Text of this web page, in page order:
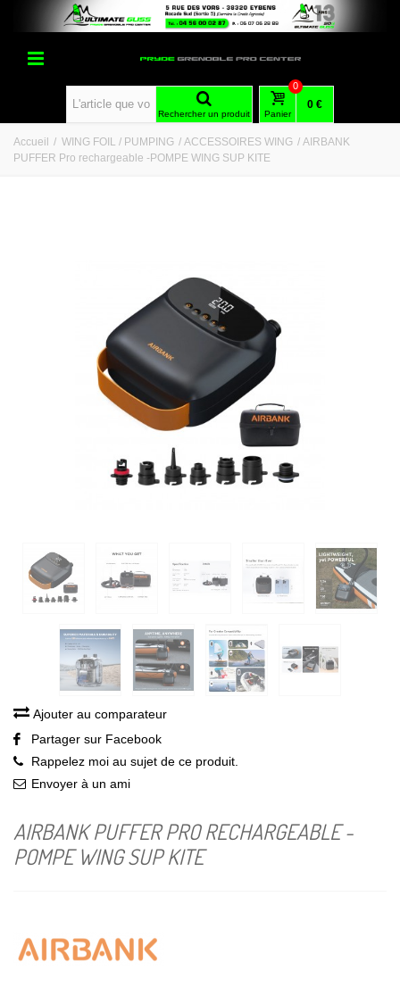
Rechercher un produit Panier
0
0 €
Accueil / WING FOIL / PUMPING / ACCESSOIRES WING / AIRBANK
PUFFER Pro rechargeable -POMPE WING SUP KITE
Ajouter au comparateur
Partager sur Facebook
Rappelez moi au sujet de ce produit.
Envoyer à un ami
AIRBANK PUFFER PRO RECHARGEABLE -
POMPE WING SUP KITE